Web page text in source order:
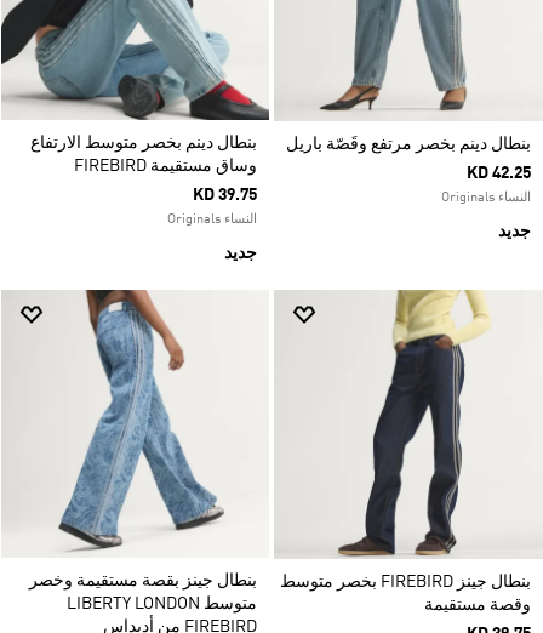
بنطال دينم بخصر مرتفع وقَصّة باريل
KD 42.25
النساء Originals
جديد
بنطال دينم بخصر متوسط الارتفاع
وساق مستقيمة FIREBIRD
KD 39.75
النساء Originals
جديد
بنطال جينز FIREBIRD بخصر متوسط
وقصة مستقيمة
بنطال جينز بقصة مستقيمة وخصر
متوسط LIBERTY LONDON
FIREBIRD من أديداس